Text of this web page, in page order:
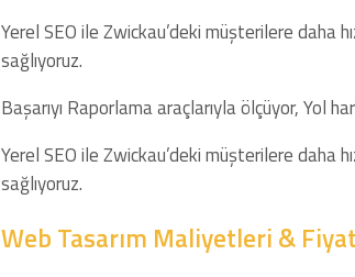
Yerel SEO ile Zwickau’deki müşterilere daha
sağlıyoruz.
Başarıyı Raporlama araçlarıyla ölçüyor, Yol
Yerel SEO ile Zwickau’deki müşterilere daha
sağlıyoruz.
Web Tasarım Maliyetleri &